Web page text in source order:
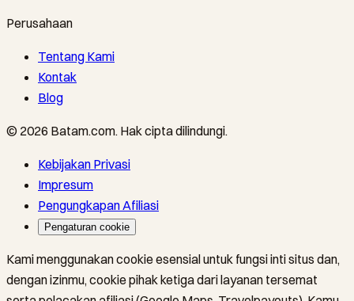
Perusahaan
Tentang Kami
Kontak
Blog
© 2026 Batam.com. Hak cipta dilindungi.
Kebijakan Privasi
Impresum
Pengungkapan Afiliasi
Pengaturan cookie
Kami menggunakan cookie esensial untuk fungsi inti situs dan,
dengan izinmu, cookie pihak ketiga dari layanan tersemat